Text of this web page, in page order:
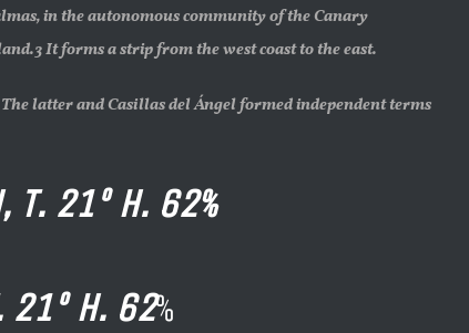
in the autonomous community of the Canary
It forms a strip from the west coast to the east.
latter and Casillas del Ángel formed independent terms
T. 21º H. 62%
21º H. 62%